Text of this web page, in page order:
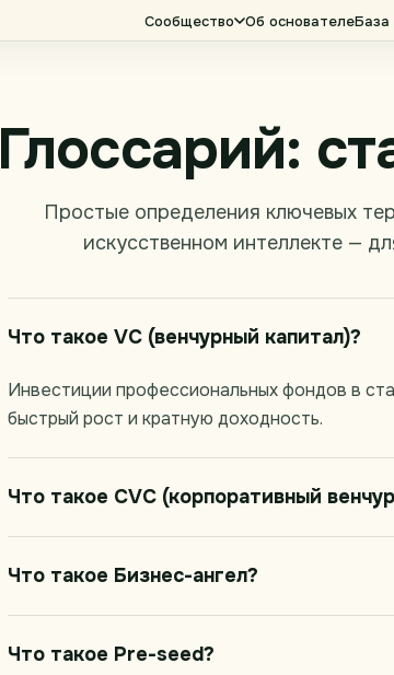
Сообщество Об основателеБаза
Глоссарий:
Простые определения ключевых
искусственном интеллекте —
Что такое VC (венчурный капитал)?
Инвестиции профессиональных фондов в
быстрый рост и кратную доходность.
Что такое CVC (корпоративный
Что такое Бизнес-ангел?
Что такое Pre-seed?